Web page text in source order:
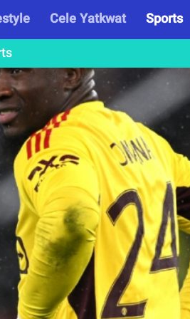
Cele Yatkwat Sports